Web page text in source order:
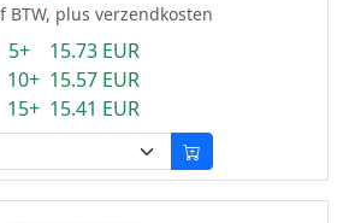
BTW, plus verzendkosten
5+ 15.73 EUR
10+ 15.57 EUR
15+ 15.41 EUR